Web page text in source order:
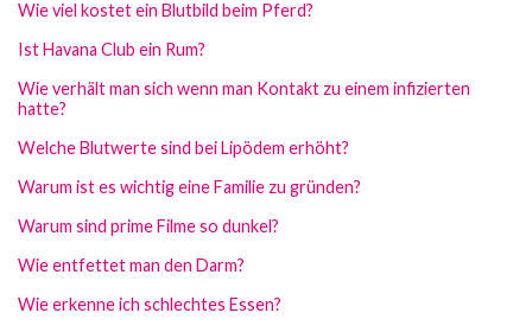
Wie viel kostet ein Blutbild beim Pferd?
Ist Havana Club ein Rum?
Wie verhält man sich wenn man Kontakt zu einem infizierten
hatte?
Welche Blutwerte sind bei Lipödem erhöht?
Warum ist es wichtig eine Familie zu gründen?
Warum sind prime Filme so dunkel?
Wie entfettet man den Darm?
Wie erkenne ich schlechtes Essen?